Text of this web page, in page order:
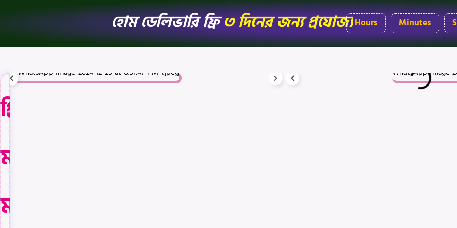
হোম ডেলিভারি ফ্রি৩ দিনের জন্য প্রযোজ্যHours Minutes
প্রিয়
মানুষকে
মনের